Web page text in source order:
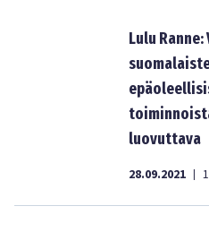
Lulu
luovuttava
28.09.2021 |